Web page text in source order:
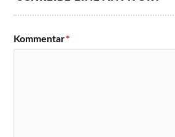
Kommentar*